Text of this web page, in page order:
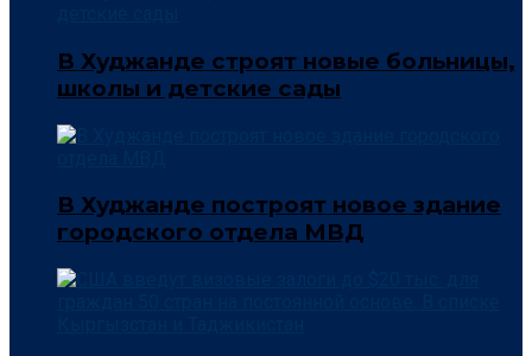
В Худжанде строят новые больницы,
школы и детские сады
В Худжанде построят новое здание
городского отдела МВД